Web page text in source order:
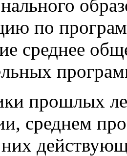
по
среднее
прошлых
среднем